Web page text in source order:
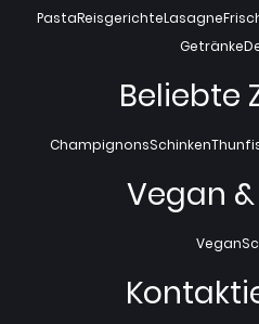
PastaReisgerichteLasagne
Getränke
Beliebte
ChampignonsSchinken
Vegan
Vegan